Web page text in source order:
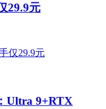
29.9元
Ultra 9+RTX